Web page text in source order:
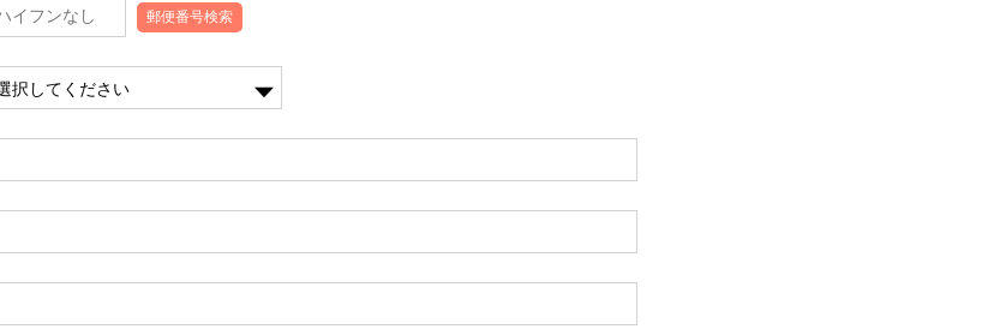
郵便番号検索